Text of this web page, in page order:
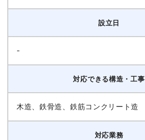
設立日
-
対応できる構造・工事
木造、鉄骨造、鉄筋コンクリート造
対応業務